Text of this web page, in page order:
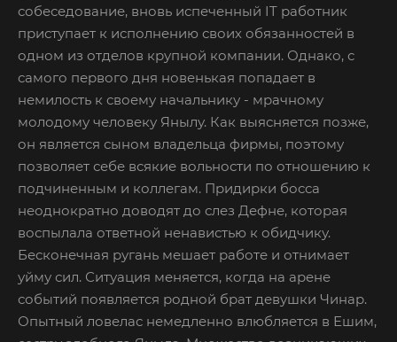
собеседование, вновь испеченный IT работник
приступает к исполнению своих обязанностей в
одном из отделов крупной компании. Однако, с
самого первого дня новенькая попадает в
немилость к своему начальнику - мрачному
молодому человеку Янылу. Как выясняется позже,
он является сыном владельца фирмы, поэтому
позволяет себе всякие вольности по отношению к
подчиненным и коллегам. Придирки босса
неоднократно доводят до слез Дефне, которая
воспылала ответной ненавистью к обидчику.
Бесконечная ругань мешает работе и отнимает
уйму сил. Ситуация меняется, когда на арене
событий появляется родной брат девушки Чинар.
Опытный ловелас немедленно влюбляется в Ешим,